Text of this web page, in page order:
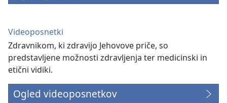
Videoposnetki
Zdravnikom, ki zdravijo Jehovove priče, so
predstavljene možnosti zdravljenja ter medicinski in
etični vidiki.
Ogled videoposnetkov